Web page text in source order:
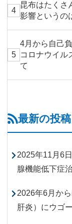
昆布はたくさ
影響というの
4月から自己
コロナウイル
て
最新の投稿
2025年11月6
腺機能低下症
2026年6月か
肝炎）にウゴ